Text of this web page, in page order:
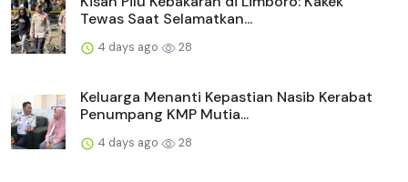
Tewas Saat Selamatkan...
4 days ago 28
Keluarga Menanti Kepastian Nasib Kerabat
Penumpang KMP Mutia...
4 days ago 28